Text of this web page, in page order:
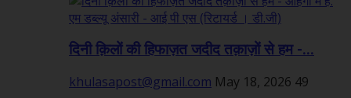
दिनी क़िलों की हिफाज़त जदीद तक़ाज़ों से हम -...
khulasapost@gmail.com May 18, 2026 49